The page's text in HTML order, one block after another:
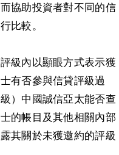
協助投資者對不同的信
比較。
級內以顯眼方式表示獲
有否參與信貸評級過
）中國誠信亞太能否查
的帳目及其他相關內部
其關於未獲邀約的評級